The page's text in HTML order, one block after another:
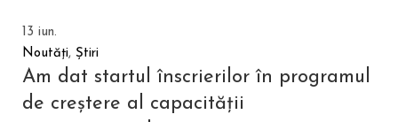
13 iun.
Noutăți, Știri
Am dat startul înscrierilor în programul
de creștere al capacității